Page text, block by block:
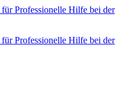
Professionelle Hilfe bei der
Professionelle Hilfe bei der